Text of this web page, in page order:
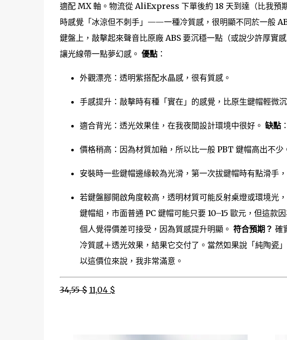
適配 MX 軸。物流從 AliExpress 下單後約 18 天到達（比我預
時感覺「冰涼但不刺手」——一種冷質感，很明顯不同於一般
鍵盤上，敲擊起來聲音比原廠 ABS 要沉穩一點（或說少許厚實
讓光線帶一點夢幻感。 優點：
外觀漂亮：透明紫搭配水晶感，很有質感。
手感提升：敲擊時有種「實在」的感覺，比原生鍵帽輕微
適合背光：透光效果佳，在我夜間設計環境中很好。 缺點：
價格稍高：因為材質加釉，所以比一般 PBT 鍵帽高出不少
安裝時一些鍵帽邊緣較為光滑，第一次拔鍵帽時有點滑手
若鍵盤腳開啟角度較高，透明材質可能反射桌燈或環境光
鍵帽組，市面普通 PC 鍵帽可能只要 10–15 歐元，但這款
個人覺得價差可接受，因為質感提升明顯。 符合預期？ 確
冷質感＋透光效果，結果它交付了。當然如果說「純陶瓷
以這價位來說，我非常滿意。
34,55 $ 11,04 $